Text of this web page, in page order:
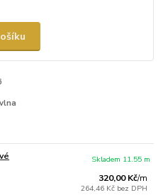
320,00 Kč/m
264,46 Kč bez DPH
Skladem 11.55 m